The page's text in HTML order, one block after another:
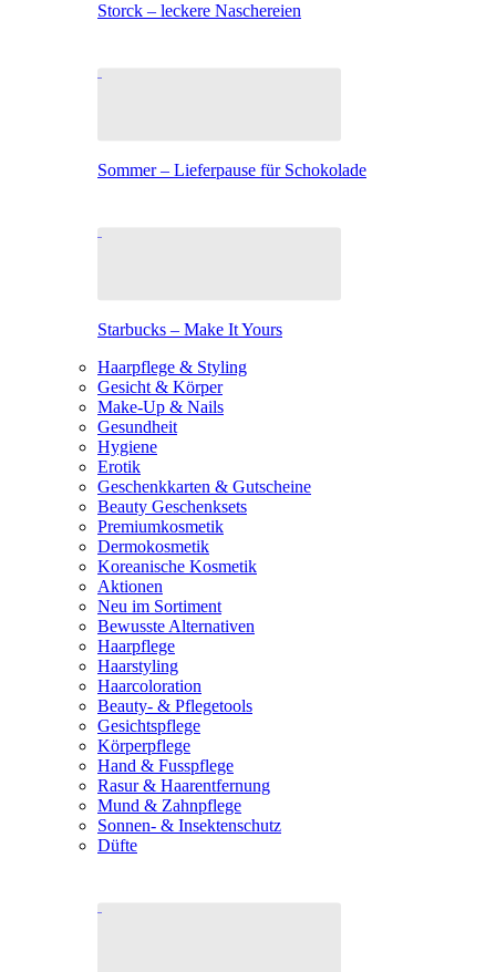
Storck – leckere Naschereien
Sommer – Lieferpause für Schokolade
Starbucks – Make It Yours
Haarpflege & Styling
Gesicht & Körper
Make-Up & Nails
Gesundheit
Hygiene
Erotik
Geschenkkarten & Gutscheine
Beauty Geschenksets
Premiumkosmetik
Dermokosmetik
Koreanische Kosmetik
Aktionen
Neu im Sortiment
Bewusste Alternativen
Haarpflege
Haarstyling
Haarcoloration
Beauty- & Pflegetools
Gesichtspflege
Körperpflege
Hand & Fusspflege
Rasur & Haarentfernung
Mund & Zahnpflege
Sonnen- & Insektenschutz
Düfte